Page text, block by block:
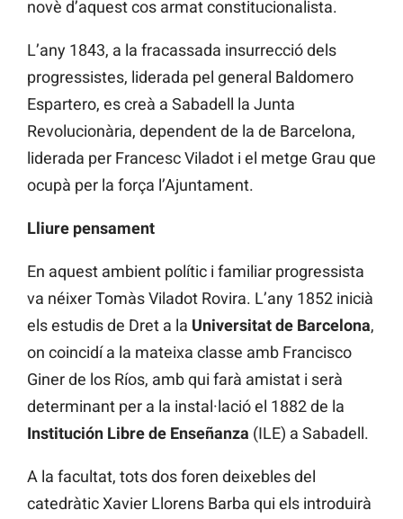
novè d’aquest cos armat constitucionalista.
L’any 1843, a la fracassada insurrecció dels
progressistes, liderada pel general Baldomero
Espartero, es creà a Sabadell la Junta
Revolucionària, dependent de la de Barcelona,
liderada per Francesc Viladot i el metge Grau que
ocupà per la força l’Ajuntament.
Lliure pensament
En aquest ambient polític i familiar progressista
va néixer Tomàs Viladot Rovira. L’any 1852 inicià
els estudis de Dret a la Universitat de Barcelona,
on coincidí a la mateixa classe amb Francisco
Giner de los Ríos, amb qui farà amistat i serà
determinant per a la instal·lació el 1882 de la
Institución Libre de Enseñanza (ILE) a Sabadell.
A la facultat, tots dos foren deixebles del
catedràtic Xavier Llorens Barba qui els introduirà